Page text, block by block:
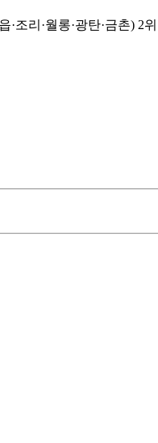
·조리·월롱·광탄·금촌) 2